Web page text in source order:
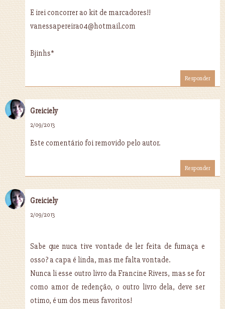
E irei concorrer ao kit de marcadores!!
vanessapereira04@hotmail.com
Bjinhs*
Responder
Greiciely
2/09/2013
Este comentário foi removido pelo autor.
Responder
Greiciely
2/09/2013
Sabe que nuca tive vontade de ler feita de fumaça e
osso? a capa é linda, mas me falta vontade.
Nunca li esse outro livro da Francine Rivers, mas se for
como amor de redenção, o outro livro dela, deve ser
otimo, é um dos meus favoritos!